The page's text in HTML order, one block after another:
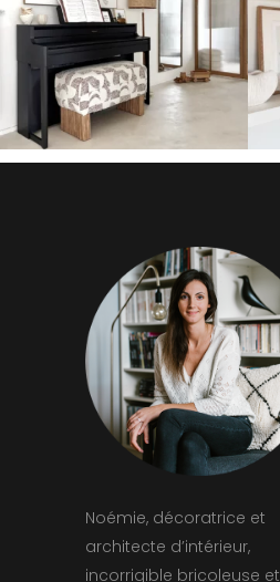
Noémie, décoratrice et
architecte d’intérieur,
incorrigible bricoleuse et